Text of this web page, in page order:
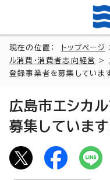
現在の位置： トップページ
ル消費・消費者志向経営
>
登録事業者を募集していま
広島市エシカ
募集していま